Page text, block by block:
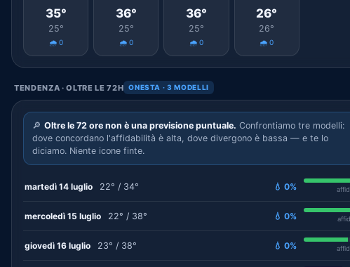
35°
25°
🌧️ 0
36°
25°
🌧️ 0
36°
25°
🌧️ 0
26°
26°
🌧️ 0
TENDENZA · OLTRE LE 72H ONESTA · 3 MODELLI
🔎 Oltre le 72 ore non è una previsione puntuale. Confrontiamo tre modelli:
dove concordano l'affidabilità è alta, dove divergono è bassa — e te lo
diciamo. Niente icone finte.
martedì 14 luglio 22° / 34° 💧 0%
mercoledì 15 luglio 22° / 38° 💧 0%
giovedì 16 luglio 23° / 38° 💧 0%